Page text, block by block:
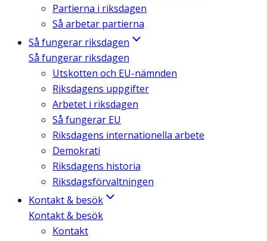
Partierna i riksdagen
Så arbetar partierna
Så fungerar riksdagen
Så fungerar riksdagen
Utskotten och EU-nämnden
Riksdagens uppgifter
Arbetet i riksdagen
Så fungerar EU
Riksdagens internationella arbete
Demokrati
Riksdagens historia
Riksdagsförvaltningen
Kontakt & besök
Kontakt & besök
Kontakt